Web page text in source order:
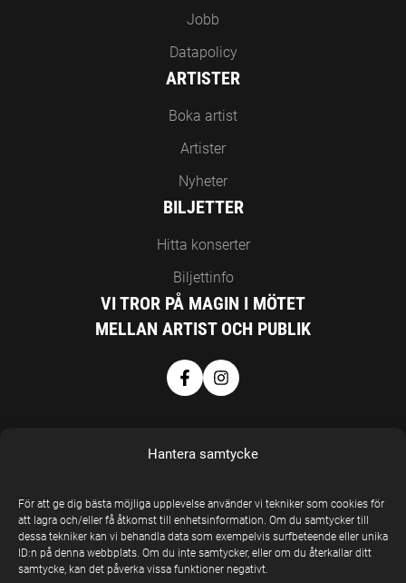
Hantera samtycke
För att ge dig bästa möjliga upplevelse använder vi tekniker som cookies för
att lagra och/eller få åtkomst till enhetsinformation. Om du samtycker till
dessa tekniker kan vi behandla data som exempelvis surfbeteende eller unika
ID:n på denna webbplats. Om du inte samtycker, eller om du återkallar ditt
samtycke, kan det påverka vissa funktioner negativt.
Jobb
Datapolicy
ARTISTER
Boka artist
Artister
Nyheter
BILJETTER
Hitta konserter
Biljettinfo
VI TROR PÅ MAGIN I MÖTET
MELLAN ARTIST OCH PUBLIK
EN DEL AV
UNITED STAGE
GROUP